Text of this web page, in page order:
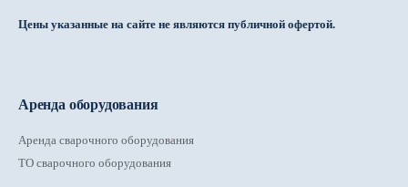
Цены указанные на сайте не являются публичной офертой.
Аренда оборудования
Аренда сварочного оборудования
ТО сварочного оборудования